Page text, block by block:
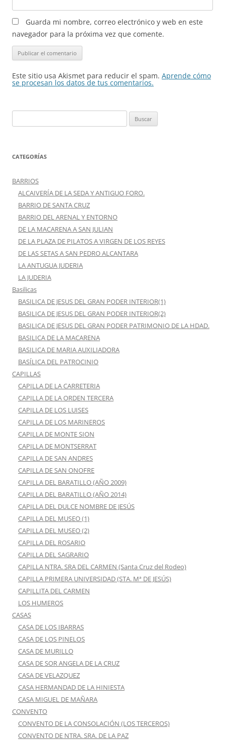
Guarda mi nombre, correo electrónico y web en este
navegador para la próxima vez que comente.
Este sitio usa Akismet para reducir el spam. Aprende cómo
se procesan los datos de tus comentarios.
CATEGORÍAS
BARRIOS
ALCAIVERÍA DE LA SEDA Y ANTIGUO FORO.
BARRIO DE SANTA CRUZ
BARRIO DEL ARENAL Y ENTORNO
DE LA MACARENA A SAN JULIAN
DE LA PLAZA DE PILATOS A VIRGEN DE LOS REYES
DE LAS SETAS A SAN PEDRO ALCANTARA
LA ANTUGUA JUDERIA
LA JUDERIA
Basilicas
BASILICA DE JESUS DEL GRAN PODER INTERIOR(1)
BASILICA DE JESUS DEL GRAN PODER INTERIOR(2)
BASILICA DE JESUS DEL GRAN PODER PATRIMONIO DE LA HDAD.
BASILICA DE LA MACARENA
BASILICA DE MARIA AUXILIADORA
BASÍLICA DEL PATROCINIO
CAPILLAS
CAPILLA DE LA CARRETERIA
CAPILLA DE LA ORDEN TERCERA
CAPILLA DE LOS LUISES
CAPILLA DE LOS MARINEROS
CAPILLA DE MONTE SION
CAPILLA DE MONTSERRAT
CAPILLA DE SAN ANDRES
CAPILLA DE SAN ONOFRE
CAPILLA DEL BARATILLO (AÑO 2009)
CAPILLA DEL BARATILLO (AÑO 2014)
CAPILLA DEL DULCE NOMBRE DE JESÚS
CAPILLA DEL MUSEO (1)
CAPILLA DEL MUSEO (2)
CAPILLA DEL ROSARIO
CAPILLA DEL SAGRARIO
CAPILLA NTRA. SRA DEL CARMEN (Santa Cruz del Rodeo)
CAPILLA PRIMERA UNIVERSIDAD (STA. Mª DE JESÚS)
CAPILLITA DEL CARMEN
LOS HUMEROS
CASAS
CASA DE LOS IBARRAS
CASA DE LOS PINELOS
CASA DE MURILLO
CASA DE SOR ANGELA DE LA CRUZ
CASA DE VELAZQUEZ
CASA HERMANDAD DE LA HINIESTA
CASA MIGUEL DE MAÑARA
CONVENTO
CONVENTO DE LA CONSOLACIÓN (LOS TERCEROS)
CONVENTO DE NTRA. SRA. DE LA PAZ